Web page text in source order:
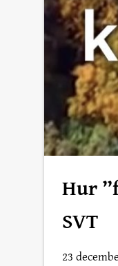
Hur
SVT
23